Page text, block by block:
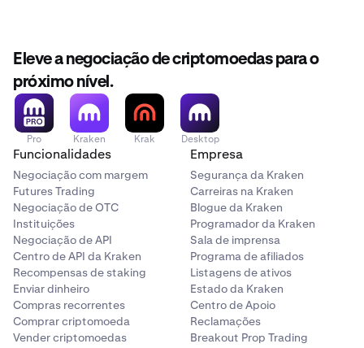
0,0125% / 0,035%
25 000 000 $ – 50 000 000 $
0% / 0.1%
0,01% / 0,03%
50 000 000 $ – 100 000 000 $
0% / 0.1%
0,005% / 0,025%
100 000 000 $ – 250 000 000 $
Eleve a negociação de criptomoedas para o
próximo nível.
Pro Kraken Krak Desktop
Funcionalidades
Negociação com margem
Futures Trading
Negociação de OTC
Instituições
Negociação de API
Centro de API da Kraken
Recompensas de staking
Enviar dinheiro
Compras recorrentes
Comprar criptomoeda
Vender criptomoedas
Empresa
Segurança da Kraken
Carreiras na Kraken
Blogue da Kraken
Programador da Kraken
Sala de imprensa
Programa de afiliados
Listagens de ativos
Estado da Kraken
Centro de Apoio
Reclamações
Breakout Prop Trading